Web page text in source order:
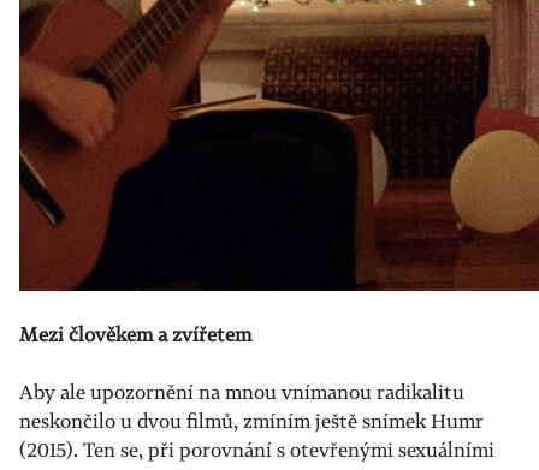
Mezi člověkem a zvířetem
Aby ale upozornění na mnou vnímanou radikalitu
neskončilo u dvou filmů, zmíním ještě snímek Humr
(2015). Ten se, při porovnání s otevřenými sexuálními